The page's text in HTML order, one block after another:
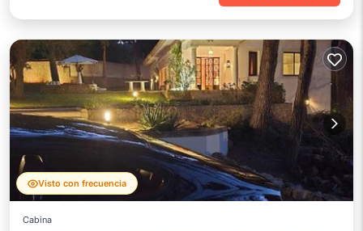
Visto con frecuencia
Cabina